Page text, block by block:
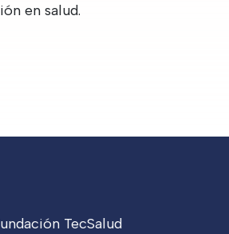
en salud.
TecSalud